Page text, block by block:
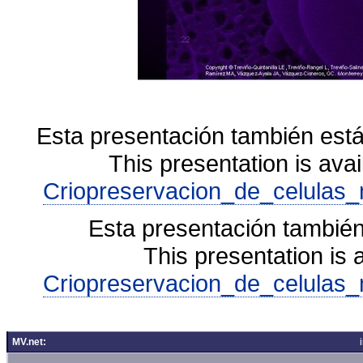
Esta presentación también
This presentation is
Esta presentación
This presentation is
MV.net: